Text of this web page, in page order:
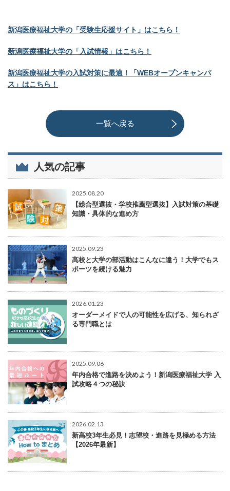
新潟医療福祉大学の「受験生応援サイト」はこちら！
新潟医療福祉大学の「入試情報」はこちら！
新潟医療福祉大学の入試対策に最適！「WEBオープンキャンパ
ス」はこちら！
一覧へ戻る
人気の記事
2025.08.20
【総合型選抜・学校推薦型選抜】入試対策の基礎
知識・具体的な進め方
2025.09.23
高校と大学の部活動はこんなに違う！大学でもス
ポーツを続ける魅力
2026.01.23
オーダーメイドで人の可能性を広げる、知られざ
る専門職とは
2025.09.06
年内合格で進路を決めよう！新潟医療福祉大学 入
試攻略４つの秘訣
2026.02.13
新高校3年生必見！志望校・進路を見極める方法
【2026年最新】